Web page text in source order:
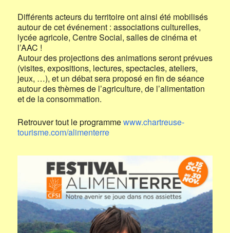
Différents acteurs du territoire ont ainsi été mobilisés
autour de cet événement : associations culturelles,
lycée agricole, Centre Social, salles de cinéma et
l’AAC !
Autour des projections des animations seront prévues
(visites, expositions, lectures, spectacles, ateliers,
jeux, …), et un débat sera proposé en fin de séance
autour des thèmes de l’agriculture, de l’alimentation
et de la consommation.
Retrouver tout le programmewww.chartreuse-
tourisme.com/alimenterre